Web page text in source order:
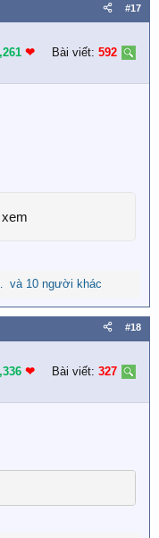
#17
❤︎ Bài viết: 592
Lê Thị
và 10 người khác
#18
❤︎ Bài viết: 327